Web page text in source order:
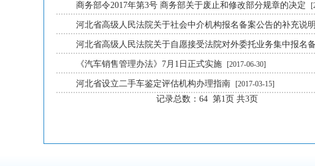
商务部令2017年第3号 商务部关于废止和修改部分规章的决定
河北省高级人民法院关于社会中介机构报名备案公告的补充说
河北省高级人民法院关于自愿接受法院对外委托业务集中报名
《汽车销售管理办法》7月1日正式实施 [2017-06-30]
河北省设立二手车鉴定评估机构办理指南 [2017-03-15]
记录总数：64 第1页 共3页